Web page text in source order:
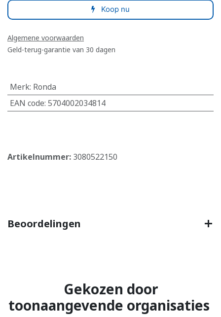
Koop nu
Algemene voorwaarden
Geld-terug-garantie van 30 dagen
Merk: Ronda
EAN code: 5704002034814
Artikelnummer: 3080522150
Beoordelingen
Gekozen door
toonaangevende organisaties